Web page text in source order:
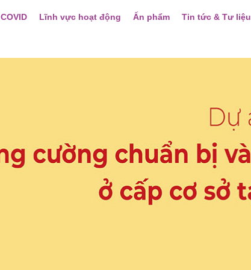
Lĩnh vực hoạt động Ấn phẩm Tin tức & Tư liệu